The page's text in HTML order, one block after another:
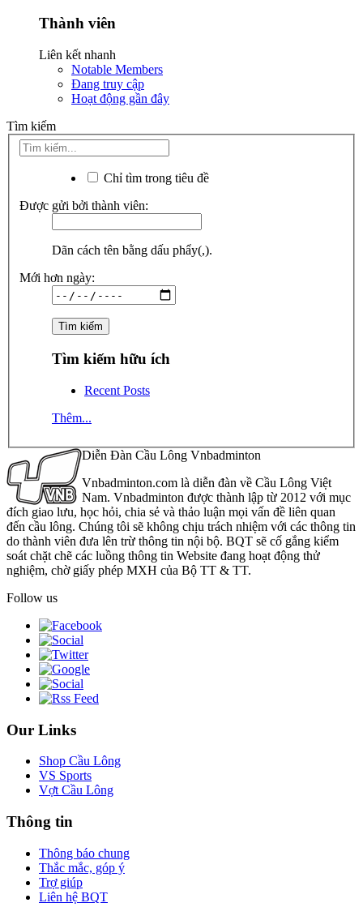
Thành viên
Liên kết nhanh
Notable Members
Đang truy cập
Hoạt động gần đây
Tìm kiếm
Chỉ tìm trong tiêu đề
Được gửi bởi thành viên:
Dãn cách tên bằng dấu phẩy(,).
Mới hơn ngày:
Tìm kiếm hữu ích
Recent Posts
Thêm...
Diễn Đàn Cầu Lông Vnbadminton
Vnbadminton.com là diễn đàn về Cầu Lông Việt
Nam. Vnbadminton được thành lập từ 2012 với mục
đích giao lưu, học hỏi, chia sẻ và thảo luận mọi vấn đề liên quan
đến cầu lông. Chúng tôi sẽ không chịu trách nhiệm với các thông tin
do thành viên đưa lên trừ thông tin nội bộ. BQT sẽ cố gắng kiểm
soát chặt chẽ các luồng thông tin Website đang hoạt động thử
nghiệm, chờ giấy phép MXH của Bộ TT & TT.
Follow us
Our Links
Shop Cầu Lông
VS Sports
Vợt Cầu Lông
Thông tin
Thông báo chung
Thắc mắc, góp ý
Trợ giúp
Liên hệ BQT